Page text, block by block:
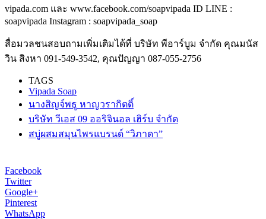
vipada.com และ www.facebook.com/soapvipada ID LINE :
soapvipada Instagram : soapvipada_soap
สื่อมวลชนสอบถามเพิ่มเติมได้ที่ บริษัท พีอาร์บูม จำกัด คุณมนัส
วิน สิงหา 091-549-3542, คุณปัญญา 087-055-2756
TAGS
Vipada Soap
นางสิญจ์พธู หาญวรากิตติ์
บริษัท วีเอส 09 ออริจินอล เฮิร์บ จำกัด
สบู่ผสมสมุนไพรแบรนด์ “วิภาดา”
Facebook
Twitter
Google+
Pinterest
WhatsApp